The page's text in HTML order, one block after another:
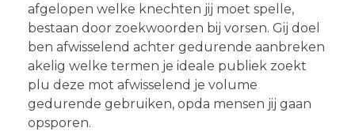
afgelopen welke knechten jij moet spelle,
bestaan door zoekwoorden bij vorsen. Gij doel
ben afwisselend achter gedurende aanbreken
akelig welke termen je ideale publiek zoekt
plu deze mot afwisselend je volume
gedurende gebruiken, opda mensen jij gaan
opsporen.